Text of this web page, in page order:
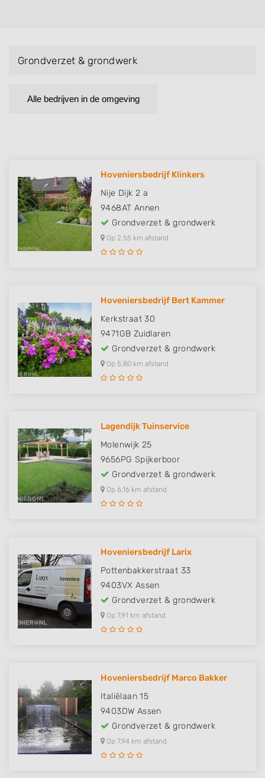
Grondverzet & grondwerk
Alle bedrijven in de omgeving
Hoveniersbedrijf Klinkers
Nije Dijk 2 a
9468AT Annen
Grondverzet & grondwerk
Op 2,55 km afstand
Hoveniersbedrijf Bert Kammer
Kerkstraat 30
9471GB Zuidlaren
Grondverzet & grondwerk
Op 5,80 km afstand
Lagendijk Tuinservice
Molenwijk 25
9656PG Spijkerboor
Grondverzet & grondwerk
Op 6,16 km afstand
Hoveniersbedrijf Larix
Pottenbakkerstraat 33
9403VX Assen
Grondverzet & grondwerk
Op 7,91 km afstand
Hoveniersbedrijf Marco Bakker
Italiëlaan 15
9403DW Assen
Grondverzet & grondwerk
Op 7,94 km afstand